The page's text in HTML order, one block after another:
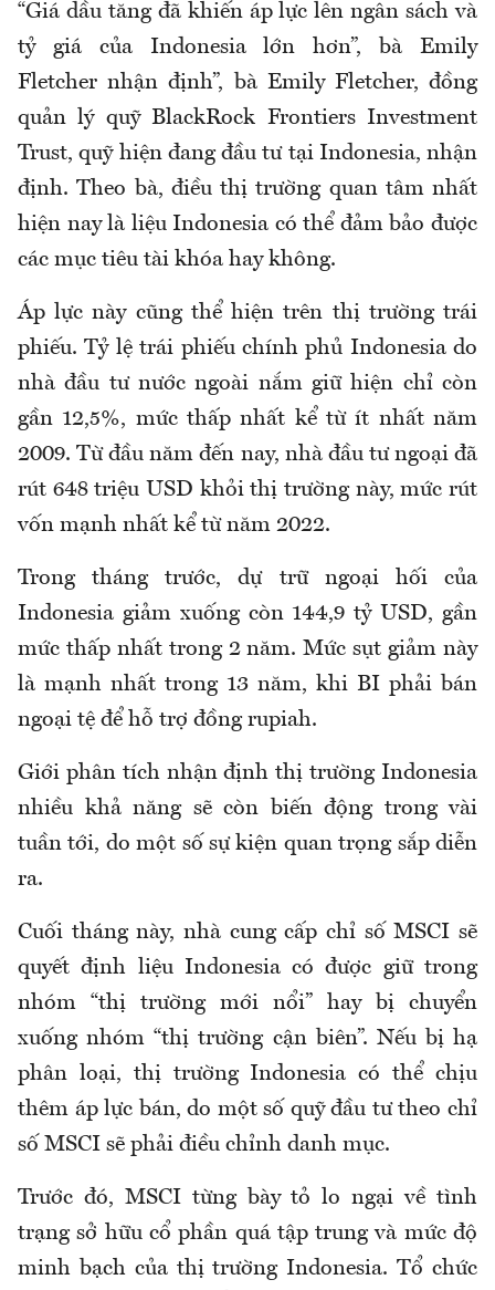
“Giá dầu tăng đã khiến áp lực lên ngân sách và
tỷ giá của Indonesia lớn hơn”, bà Emily
Fletcher nhận định”, bà Emily Fletcher, đồng
quản lý quỹ BlackRock Frontiers Investment
Trust, quỹ hiện đang đầu tư tại Indonesia, nhận
định. Theo bà, điều thị trường quan tâm nhất
hiện nay là liệu Indonesia có thể đảm bảo được
các mục tiêu tài khóa hay không.
Áp lực này cũng thể hiện trên thị trường trái
phiếu. Tỷ lệ trái phiếu chính phủ Indonesia do
nhà đầu tư nước ngoài nắm giữ hiện chỉ còn
gần 12,5%, mức thấp nhất kể từ ít nhất năm
2009. Từ đầu năm đến nay, nhà đầu tư ngoại đã
rút 648 triệu USD khỏi thị trường này, mức rút
vốn mạnh nhất kể từ năm 2022.
Trong tháng trước, dự trữ ngoại hối của
Indonesia giảm xuống còn 144,9 tỷ USD, gần
mức thấp nhất trong 2 năm. Mức sụt giảm này
là mạnh nhất trong 13 năm, khi BI phải bán
ngoại tệ để hỗ trợ đồng rupiah.
Giới phân tích nhận định thị trường Indonesia
nhiều khả năng sẽ còn biến động trong vài
tuần tới, do một số sự kiện quan trọng sắp diễn
ra.
Cuối tháng này, nhà cung cấp chỉ số MSCI sẽ
quyết định liệu Indonesia có được giữ trong
nhóm “thị trường mới nổi” hay bị chuyển
xuống nhóm “thị trường cận biên”. Nếu bị hạ
phân loại, thị trường Indonesia có thể chịu
thêm áp lực bán, do một số quỹ đầu tư theo chỉ
số MSCI sẽ phải điều chỉnh danh mục.
Trước đó, MSCI từng bày tỏ lo ngại về tình
trạng sở hữu cổ phần quá tập trung và mức độ
minh bạch của thị trường Indonesia. Tổ chức